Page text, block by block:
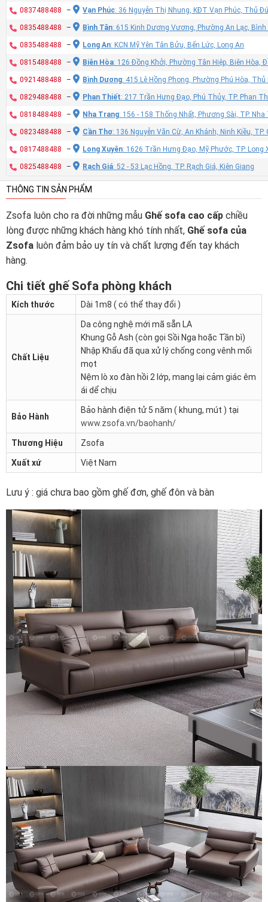
0837488488 – Vạn Phúc: 36 Nguyễn Thị Nhung, KĐT Vạn Phúc, Thủ
0835488488 – Bình Tân: 615 Kinh Dương Vương, Phường An Lạc, Bình
0835488488 – Long An: KCN Mỹ Yên Tân Bửu, Bến Lức, Long An
0815488488 – Biên Hòa: 126 Đồng Khởi, Phường Tân Hiệp, Biên Hòa,
0921488488 – Bình Dương: 415 Lê Hồng Phong, Phường Phú Hòa,
0829488488 – Phan Thiết: 217 Trần Hưng Đạo, Phú Thủy, TP. Phan
0818488488 – Nha Trang: 156 - 158 Thống Nhất, Phương Sài, TP.
0823488488 – Cần Thơ: 136 Nguyễn Văn Cừ, An Khánh, Ninh Kiều,
0817488488 – Long Xuyên: 1626 Trần Hưng Đạo, Mỹ Phước, TP. Long
0825488488 – Rạch Giá: 52 - 53 Lạc Hồng, TP. Rạch Giá, Kiên Giang
THÔNG TIN SẢN PHẨM
Zsofa luôn cho ra đời những mẫu Ghế sofa cao cấp chiều
lòng được những khách hàng khó tính nhất, Ghế sofa của
Zsofa luôn đảm bảo uy tín và chất lượng đến tay khách
hàng.
Chi tiết ghế Sofa phòng khách
Kích thước Dài 1m8 ( có thể thay đổi )
Chất Liệu
Da công nghệ mới mã sẵn LA
Khung Gỗ Ash (còn gọi Sồi Nga hoặc Tần bì)
Nhập Khẩu đã qua xử lý chống cong vênh mối
mọt
Nệm lò xo đàn hồi 2 lớp, mang lại cảm giác êm
ái dể chịu
Bảo Hành
Bảo hành điện tử 5 năm ( khung, mút ) tại
www.zsofa.vn/baohanh/
Thương Hiệu Zsofa
Xuất xứ Việt Nam
Lưu ý : giá chưa bao gồm ghế đơn, ghế đôn và bàn